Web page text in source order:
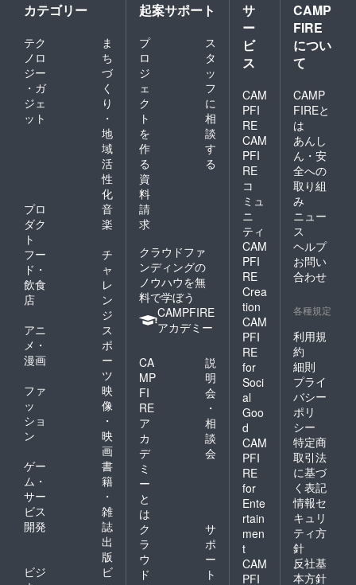
カテゴリー
テク
ノロ
ジー
・ガ
ジェ
ット
ま
ち
づ
く
り
・
地
域
活
性
化
プロ
ダク
ト
音
楽
フー
ド・
飲食
店
チ
ャ
レ
ン
ジ
アニ
メ・
漫画
ス
ポ
ー
ツ
ファ
ッ
ショ
ン
映
像
・
映
画
ゲー
ム・
サー
ビス
開発
書
籍
・
雑
誌
出
版
ビジ
ビ
起案サポート
プ
ロ
ジ
ェ
ク
ト
を
作
る
ス
タ
ッ
フ
に
相
談
す
る
資
料
請
求
クラウドファ
ンディングの
ノウハウを無
料で学ぼう
CAMPFIRE
アカデミー
CA
MP
FI
RE
ア
カ
デ
ミ
ー
と
は
説
明
会
・
相
談
会
ク
ラ
ウ
ド
サ
ポ
ー
ト
サ
ー
ビ
ス
CAM
PFI
RE
CAM
PFI
RE
コ
ミュ
ニ
ティ
CAM
PFI
RE
Crea
tion
CAM
PFI
RE
for
Soci
al
Goo
d
CAM
PFI
RE
for
Ente
rtain
men
t
CAM
PFI
CAMP
FIRE
につい
て
CAMP
FIREと
は
あんし
ん・安
全への
取り組
み
ニュー
ス
ヘルプ
お問い
合わせ
各種規定
利用規
約
細則
プライ
バシー
ポリ
シー
特定商
取引法
に基づ
く表記
情報セ
キュリ
ティ方
針
反社基
本方針